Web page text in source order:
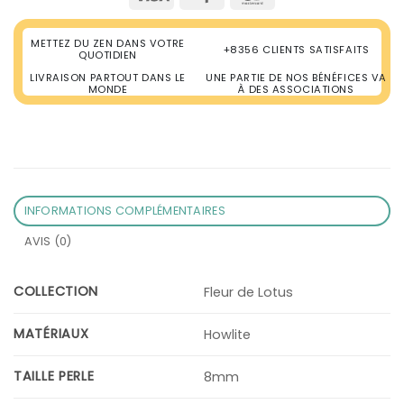
METTEZ DU ZEN DANS VOTRE
QUOTIDIEN
+8356 CLIENTS SATISFAITS
LIVRAISON PARTOUT DANS LE
MONDE
UNE PARTIE DE NOS BÉNÉFICES VA
À DES ASSOCIATIONS
INFORMATIONS COMPLÉMENTAIRES
AVIS (0)
COLLECTION Fleur de Lotus
MATÉRIAUX Howlite
TAILLE PERLE 8mm